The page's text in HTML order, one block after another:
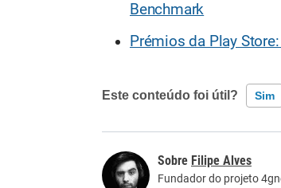
Benchmark
Prémios da Play
Este conteúdo foi útil? Sim
Este conteúdo não tem a
Filipe Alves
Fundador do projeto